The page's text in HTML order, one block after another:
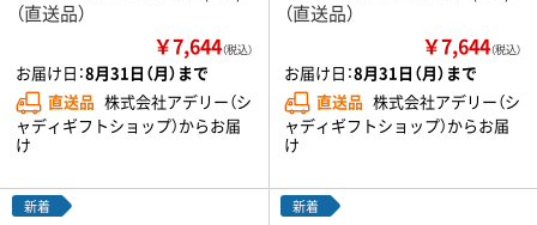
（直送品）
￥7,644（税込）
お届け日：8月31日（月）まで
直送品 株式会社アデリー（シ
ャディギフトショップ）からお届
け
（直送品）
￥7,644（税込）
お届け日：8月31日（月）まで
直送品 株式会社アデリー（シ
ャディギフトショップ）からお届
け
新着 新着